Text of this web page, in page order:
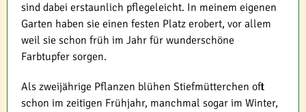
sind dabei erstaunlich pflegeleicht. In meinem eigenen
Garten haben sie einen festen Platz erobert, vor allem
weil sie schon früh im Jahr für wunderschöne
Farbtupfer sorgen.
Als zweijährige Pflanzen blühen Stiefmütterchen oft
schon im zeitigen Frühjahr, manchmal sogar im Winter,